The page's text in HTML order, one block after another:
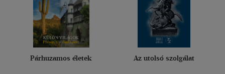
Párhuzamos életek Az utolsó szolgálat